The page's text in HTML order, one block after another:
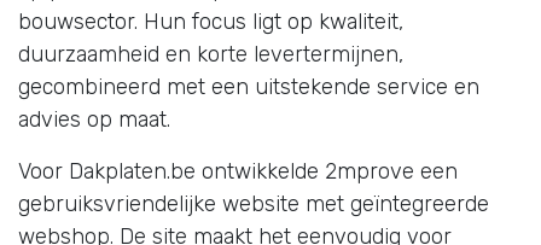
bouwsector. Hun focus ligt op kwaliteit,
duurzaamheid en korte levertermijnen,
gecombineerd met een uitstekende service en
advies op maat.
Voor Dakplaten.be ontwikkelde 2mprove een
gebruiksvriendelijke website met geïntegreerde
webshop. De site maakt het eenvoudig voor